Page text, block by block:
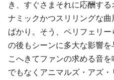
き、すぐさまそれに応酬す
ナミックかつスリリングな
ばかり。そう、ペリフェリ
の後もシーンに多大な影響
こへきてファンの求める音
でもなくアニマルズ・アズ